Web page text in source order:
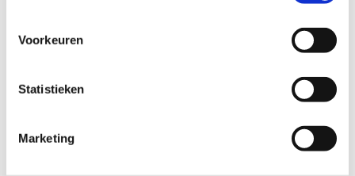
Voorkeuren
Statistieken
Marketing